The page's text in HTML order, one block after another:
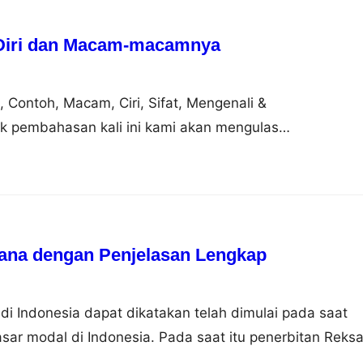
dan Macam-macamnya
Contoh, Macam, Ciri, Sifat, Mengenali &
pembahasan kali ini kami akan mengulas
dimana dalam hal ini meliputi pengertian, contoh,
dan mengembangkan nah agar dapat lebih
dengan Penjelasan Lengkap
di Indonesia dapat dikatakan telah dimulai pada saat
modal di Indonesia. Pada saat itu penerbitan Reksa